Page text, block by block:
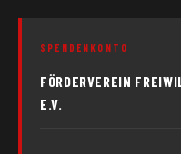
SPENDENKONTO
FÖRDERVEREIN
E.V.